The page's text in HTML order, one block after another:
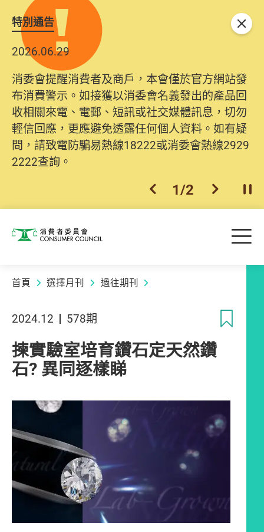
特別通告
2026.06.29
消委會提醒消費者及商戶，本會僅於官方網站發
布消費警示。如接獲以消委會名義發出的產品回
收相關來電、電郵、短訊或社交媒體訊息，切勿
輕信回應，更應避免透露任何個人資料。如有疑
問，請致電防騙易熱線18222或消委會熱線2929
2222查詢。
上一個
1/2 下一個開
關閉
消費者委員會 目
首頁 選擇月刊 過往期刊
2024.12 578期
揀實驗室培育鑽石定天然鑽
石? 異同逐樣睇